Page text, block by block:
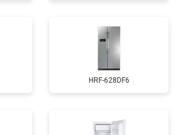
HRF-628DF6